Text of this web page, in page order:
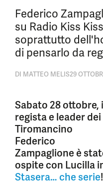
Federico
su Radio Kiss
soprattutto
di pensarlo da
DI MATTEO MELIS29
Sabato 28 ottobre,
regista e leader dei
Tiromancino
Federico
Zampaglione è
ospite con Lucilla
Stasera… che serie!